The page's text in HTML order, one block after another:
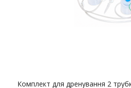
Комплект для дренування 2